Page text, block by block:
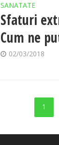
SANATATE
Sfaturi
Cum ne
02/03/2018
1